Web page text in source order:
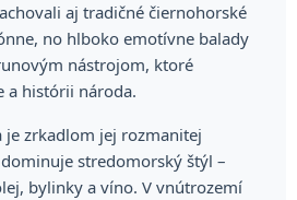
aj tradičné čiernohorské
no hlboko emotívne balady
nástrojom, ktoré
a histórii národa.
je zrkadlom jej rozmanitej
stredomorský štýl –
bylinky a víno. V vnútrozemí